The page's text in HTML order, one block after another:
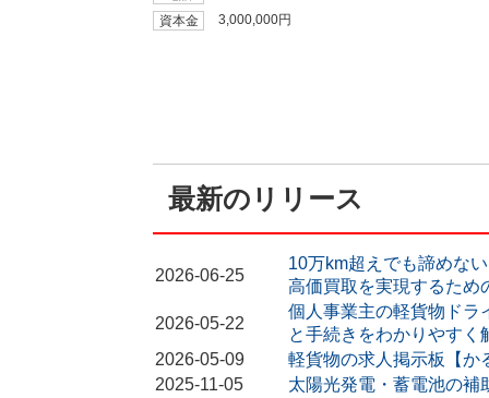
資本金
3,000,000円
最新のリリース
2026-06-25
10万km超えでも諦めな
高価買取を実現するため
2026-05-22
個人事業主の軽貨物ドラ
と手続きをわかりやすく
2026-05-09
軽貨物の求人掲示板【か
2025-11-05
太陽光発電・蓄電池の補